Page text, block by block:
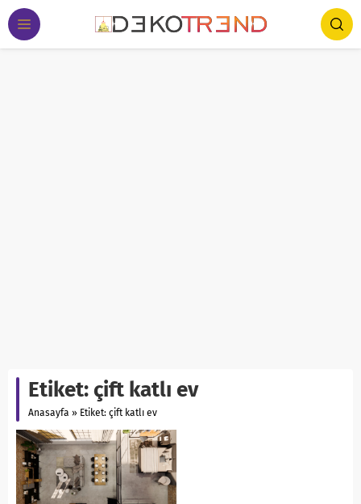
Etiket:çift katlı ev
Anasayfa » Etiket: çift katlı ev